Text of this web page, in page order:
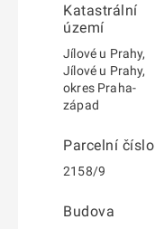
Katastrální
území
Jílové u Prahy,
Jílové u Prahy,
okres Praha-
západ
Parcelní číslo
2158/9
Budova